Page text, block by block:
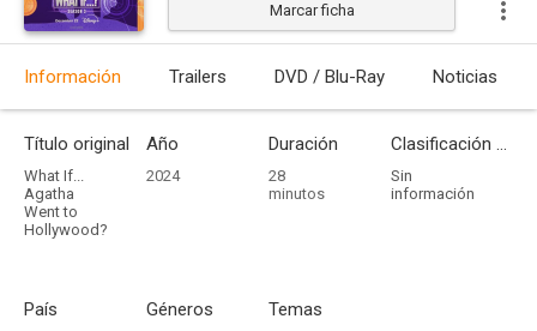
Marcar ficha
Información Trailers DVD / Blu-Ray Noticias
Título original
What If...
Agatha
Went to
Hollywood?
Año
2024
Duración
28
minutos
Clasificación por edades
Sin
información
País Géneros Temas